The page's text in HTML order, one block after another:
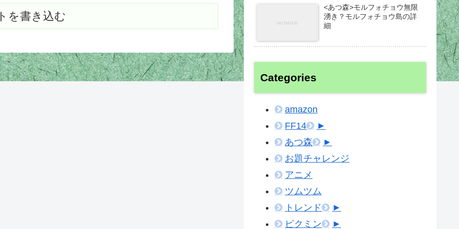
を書き込む
<あつ森>モルフォチョウ無限
湧き？モルフォチョウ島の詳
細
Categories
amazon
FF14
►
あつ森
►
お題チャレンジ
アニメ
ツムツム
トレンド
►
ピクミン
►